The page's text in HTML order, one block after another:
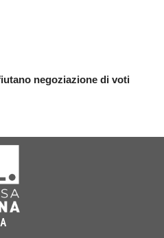
negoziazione di voti